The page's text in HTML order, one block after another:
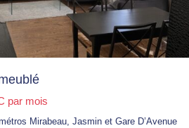
par mois
Mirabeau, Jasmin et Gare D’Avenue